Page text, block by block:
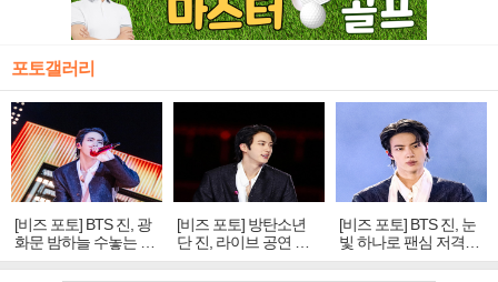
포토갤러리
[비즈 포토] BTS 진, 광
화문 밤하늘 수놓는 '비
주얼 킹'의 열창
[비즈 포토] 방탄소년
단 진, 라이브 공연 중
빛나는 독보적 아우라
[비즈 포토] BTS 진, 눈
빛 하나로 팬심 저격…
독보적 카리스마